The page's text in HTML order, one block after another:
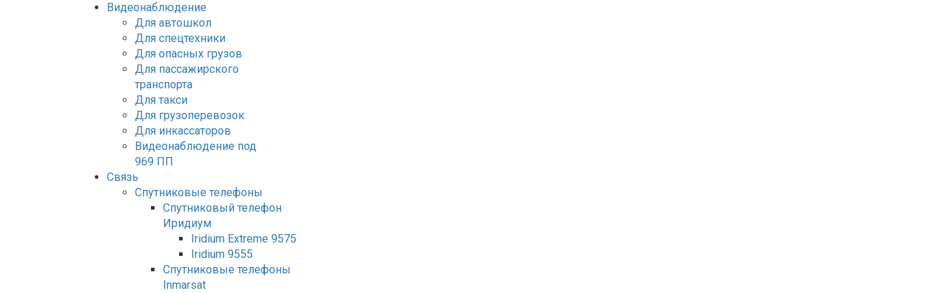
Видеонаблюдение
Для автошкол
Для спецтехники
Для опасных грузов
Для пассажирского
транспорта
Для такси
Для грузоперевозок
Для инкассаторов
Видеонаблюдение под
969 ПП
Связь
Спутниковые телефоны
Спутниковый телефон
Иридиум
Iridium Extreme 9575
Iridium 9555
Спутниковые телефоны
Inmarsat